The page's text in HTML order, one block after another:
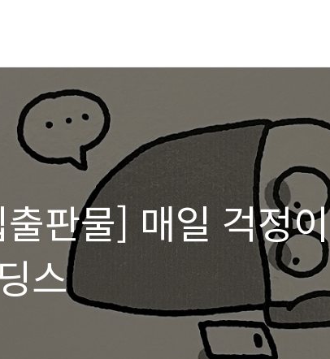
판물] 매일 걱정이
스